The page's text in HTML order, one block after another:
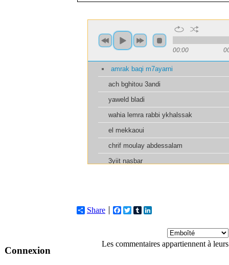
Connexion
Share Facebook
TwitterTumblr
Les commentaires appartiennent à